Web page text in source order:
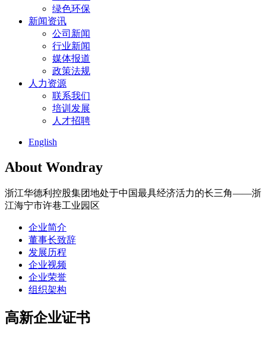
绿色环保
新闻资讯
公司新闻
行业新闻
媒体报道
政策法规
人力资源
联系我们
培训发展
人才招聘
English
About Wondray
浙江华德利控股集团地处于中国最具经济活力的长三角——浙
江海宁市许巷工业园区
企业简介
董事长致辞
发展历程
企业视频
企业荣誉
组织架构
高新企业证书